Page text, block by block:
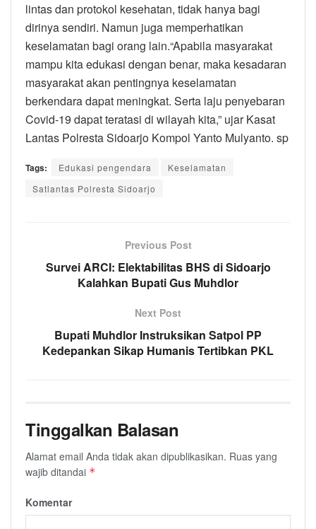
lintas dan protokol kesehatan, tidak hanya bagi
dirinya sendiri. Namun juga memperhatikan
keselamatan bagi orang lain.“Apabila masyarakat
mampu kita edukasi dengan benar, maka kesadaran
masyarakat akan pentingnya keselamatan
berkendara dapat meningkat. Serta laju penyebaran
Covid-19 dapat teratasi di wilayah kita,” ujar Kasat
Lantas Polresta Sidoarjo Kompol Yanto Mulyanto. sp
Tags: Edukasi pengendara
Keselamatan
Satlantas Polresta Sidoarjo
Previous Post
Survei ARCI: Elektabilitas BHS di Sidoarjo
Kalahkan Bupati Gus Muhdlor
Next Post
Bupati Muhdlor Instruksikan Satpol PP
Kedepankan Sikap Humanis Tertibkan PKL
Tinggalkan Balasan
Alamat email Anda tidak akan dipublikasikan. Ruas yang
wajib ditandai *
Komentar